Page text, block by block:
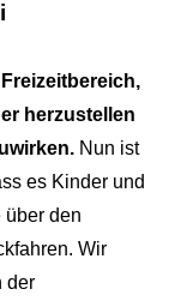
herzustellen
Nun ist
es Kinder und
über den
Wir
der